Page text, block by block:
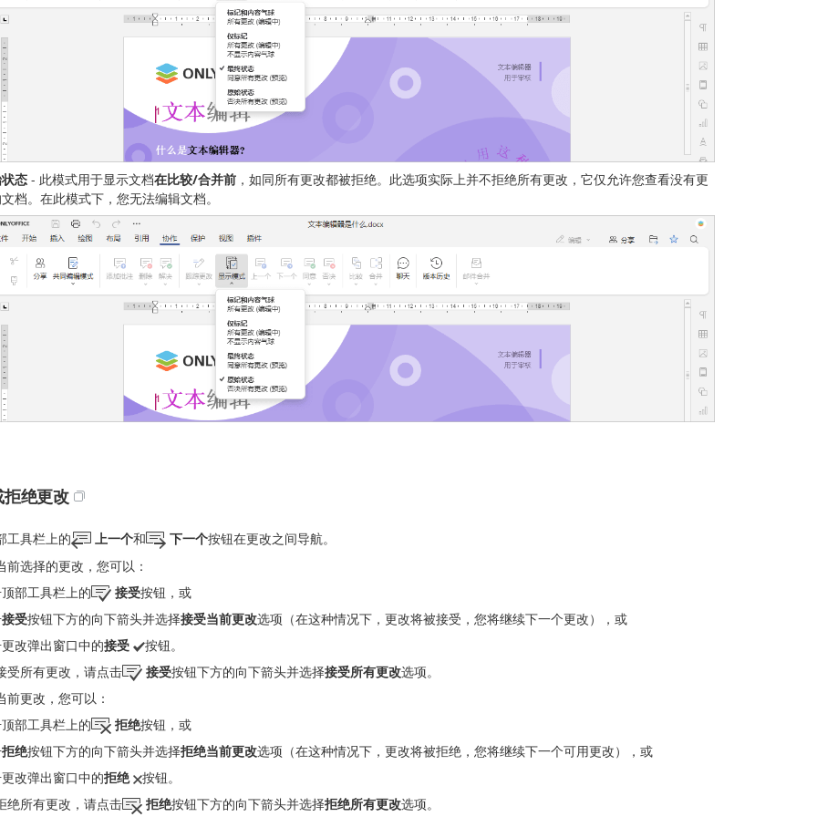
态 - 此模式用于显示文档在比较/合并前 ，如同所有更改都被拒绝。此选项实际上并不拒绝所有更改，它仅允许您查看没有更
档。在此模式下，您无法编辑文档。
绝更改
工具栏上的 上一个和 下一个按钮在更改之间导航。
前选择的更改，您可以：
部工具栏上的
接受按钮，或
接受按钮下方的向下箭头并选择接受当前更改选项（在这种情况下，更改将被接受，您将继续下一个更改），或
改弹出窗口中的接受
按钮。
受所有更改，请点击
接受按钮下方的向下箭头并选择接受所有更改选项。
前更改，您可以：
部工具栏上的
拒绝按钮，或
拒绝按钮下方的向下箭头并选择拒绝当前更改选项（在这种情况下，更改将被拒绝，您将继续下一个可用更改），或
改弹出窗口中的拒绝
按钮。
绝所有更改，请点击
拒绝按钮下方的向下箭头并选择拒绝所有更改选项。